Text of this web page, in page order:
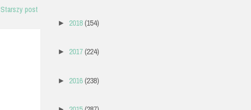
Starszy post
► 2018 (154)
► 2017 (224)
► 2016 (238)